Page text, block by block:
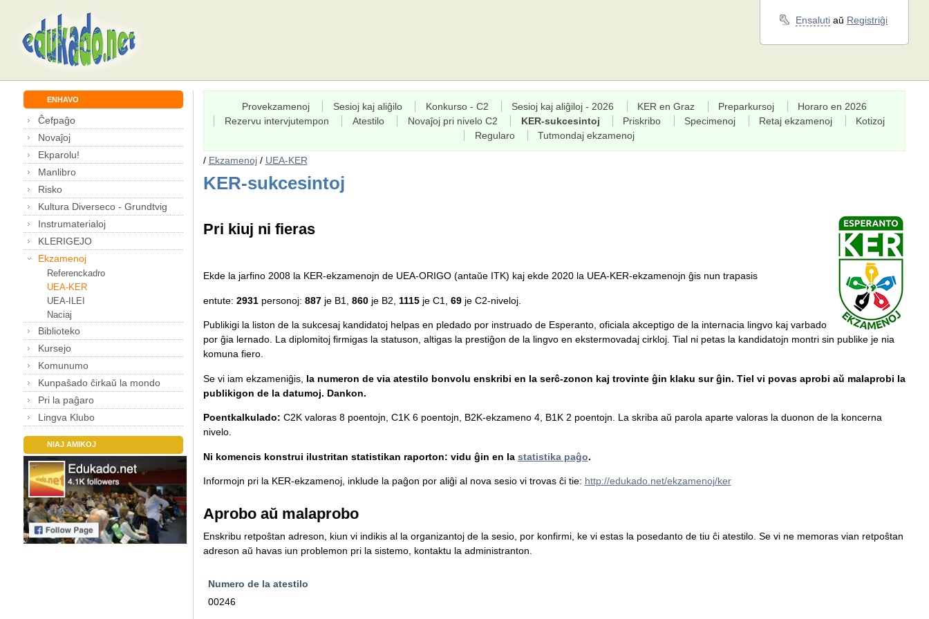
Ensaluti aŭ Registriĝi
ENHAVO
Ĉefpaĝo
Novaĵoj
Ekparolu!
Manlibro
Risko
Kultura Diverseco - Grundtvig
Instrumaterialoj
KLERIGEJO
Ekzamenoj
Referenckadro
UEA-KER
UEA-ILEI
Naciaj
Biblioteko
Kursejo
Komunumo
Kunpaŝado ĉirkaŭ la mondo
Pri la paĝaro
Lingva Klubo
NIAJ AMIKOJ
Provekzamenoj Sesioj kaj aliĝilo Konkurso - C2 Sesioj kaj aliĝiloj - 2026 KER en Graz Preparkursoj
Horaro en 2026
Rezervu intervjutempon
Atestilo Novaĵoj pri nivelo C2 KER-sukcesintoj Priskribo Specimenoj Retaj ekzamenoj
Kotizoj
Regularo
Tutmondaj ekzamenoj
/ Ekzamenoj/ UEA-KER
KER-sukcesintoj
Pri kiuj ni fieras
Ekde la jarfino 2008 la KER-ekzamenojn de UEA-ORIGO (antaŭe ITK) kaj ekde 2020 la UEA-KER-ekzamenojn ĝis nun trapasis
entute: 2931personoj: 887je B1, 860je B2, 1115je C1, 69je C2-niveloj.
Publikigi la liston de la sukcesaj kandidatoj helpas en pledado por instruado de Esperanto, oficiala akceptigo de la internacia lingvo kaj varbado
por ĝia lernado. La diplomitoj firmigas la statuson, altigas la prestiĝon de la lingvo en ekstermovadaj cirkloj. Tial ni petas la kandidatojn montri sin publike je nia
komuna fiero.
Se vi iam ekzameniĝis, la numeron de via atestilo bonvolu enskribi en la serĉ-zonon kaj trovinte ĝin klaku sur ĝin. Tiel vi povas aprobi aŭ malaprobi la
publikigon de la datumoj. Dankon.
Poentkalkulado: C2K valoras 8 poentojn, C1K 6 poentojn, B2K-ekzameno 4, B1K 2 poentojn. La skriba aŭ parola aparte valoras la duonon de la koncerna
nivelo.
Ni komencis konstrui ilustritan statistikan raporton: vidu ĝin en la statistika paĝo.
Informojn pri la KER-ekzamenoj, inklude la paĝon por aliĝi al nova sesio vi trovas ĉi tie: http://edukado.net/ekzamenoj/ker
Aprobo aŭ malaprobo
Enskribu retpoŝtan adreson, kiun vi indikis al la organizantoj de la sesio, por konfirmi, ke vi estas la posedanto de tiu ĉi atestilo. Se vi ne memoras vian retpoŝtan
adreson aŭ havas iun problemon pri la sistemo, kontaktu la administranton.
Numero de la atestilo
00246